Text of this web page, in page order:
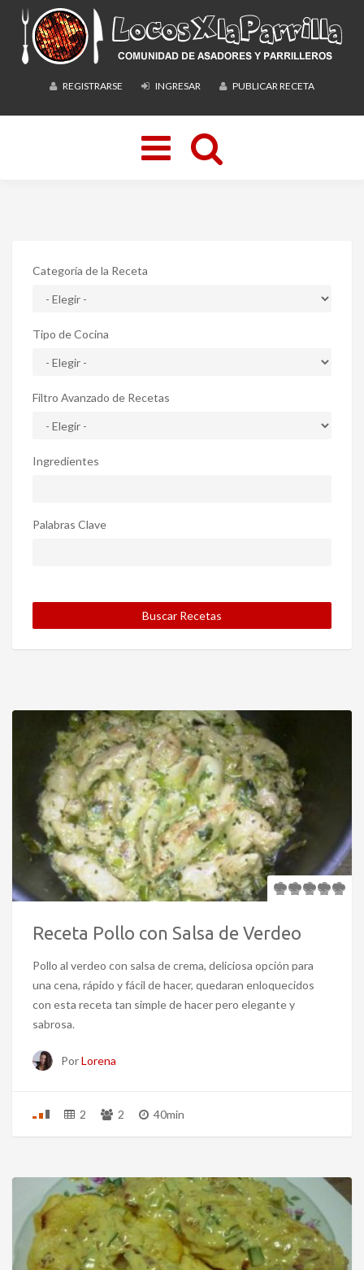
REGISTRARSE INGRESAR PUBLICAR RECETA
Toggle
navigation
Categoría de la Receta
Tipo de Cocina
Filtro Avanzado de Recetas
Ingredientes
Palabras Clave
Buscar Recetas
Receta Pollo con Salsa de Verdeo
Pollo al verdeo con salsa de crema, deliciosa opción para
una cena, rápido y fácil de hacer, quedaran enloquecidos
con esta receta tan simple de hacer pero elegante y
sabrosa.
PorLorena
2 2 40min